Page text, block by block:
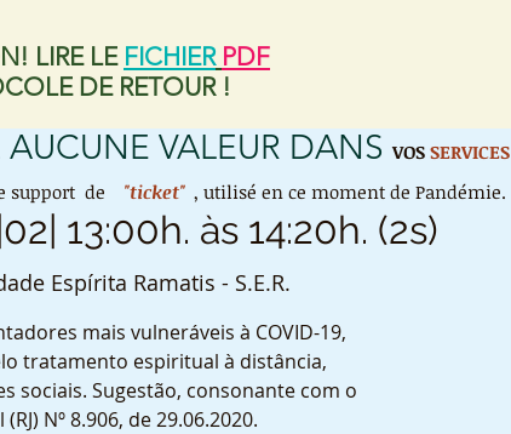
LIRE LE FICHIER PDF
DE RETOUR !
13:00h. às 14:20h. (2s)
Espírita Ramatis - S.E.R.
mais vulneráveis à COVID-19,
tratamento espiritual à distância,
sociais. Sugestão, consonante com o
Nº 8.906, de 29.06.2020.
AUCUNE VALEUR DANSVOS SERVICES
support de "ticket" , utilisé en ce moment de Pandémie.